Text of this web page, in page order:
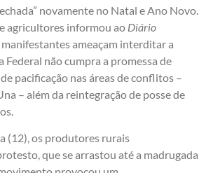
novamente no Natal e Ano Novo.
agricultores informou ao Diário
ameaçam interditar a
Federal não cumpra a promessa de
pacificação nas áreas de conflitos –
– além da reintegração de posse de
(12), os produtores rurais
que se arrastou até a madrugada